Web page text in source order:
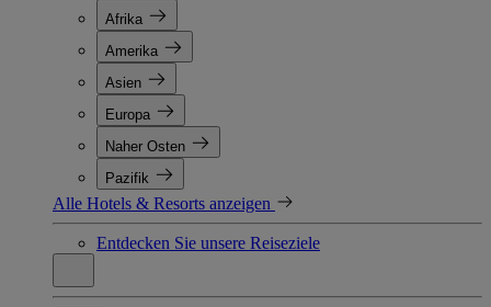
Afrika
Amerika
Asien
Europa
Naher Osten
Pazifik
Alle Hotels & Resorts anzeigen
Entdecken Sie unsere Reiseziele